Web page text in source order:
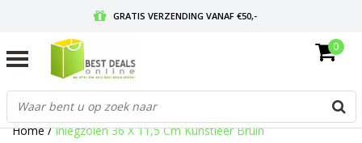
GRATIS VERZENDING VANAF €50,-
GRATIS RETOURNEREN EN 30 DAGEN BEDENKTIJD
0
Home/Inlegzolen 36 X 11,5 Cm Kunstleer Bruin